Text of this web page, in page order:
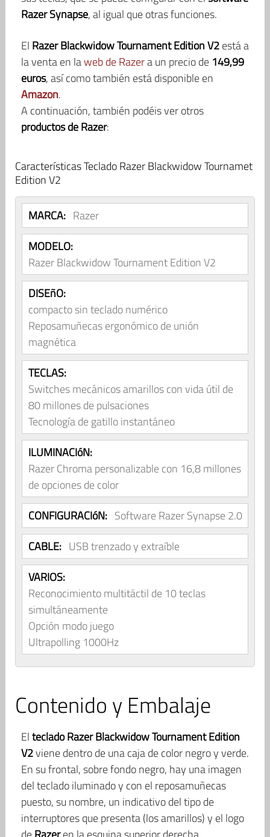
Razer Synapse, al igual que otras funciones.
El Razer Blackwidow Tournament Edition V2está a
la venta en laweb de Razera un precio de 149,99
euros, así como también está disponible en
Amazon.
A continuación, también podéis ver otros
productos de Razer:
Características Teclado Razer Blackwidow Tournamet
Edition V2
MARCA: Razer
MODELO:
Razer Blackwidow Tournament Edition V2
DISEñO:
compacto sin teclado numérico
Reposamuñecas ergonómico de unión
magnética
TECLAS:
Switches mecánicos amarillos con vida útil de
80 millones de pulsaciones
Tecnología de gatillo instantáneo
ILUMINACIóN:
Razer Chroma personalizable con 16,8 millones
de opciones de color
CONFIGURACIóN: Software Razer Synapse 2.0
CABLE: USB trenzado y extraíble
VARIOS:
Reconocimiento multitáctil de 10 teclas
simultáneamente
Opción modo juego
Ultrapolling 1000Hz
Contenido y Embalaje
Elteclado Razer Blackwidow Tournament Edition
V2viene dentro de una caja de color negro y verde.
En su frontal, sobre fondo negro, hay una imagen
del teclado iluminado y con el reposamuñecas
puesto, su nombre, un indicativo del tipo de
interruptores que presenta (los amarillos) y el logo